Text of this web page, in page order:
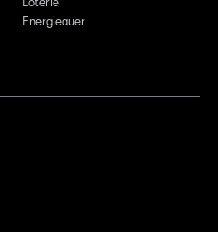
Loterie
Energieauer